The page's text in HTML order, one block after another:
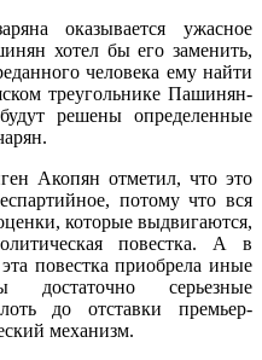
оказывается ужасное
хотел бы его заменить,
человека ему найти
треугольнике Пашинян-
решены определенные
Акопян отметил, что это
потому что вся
которые выдвигаются,
повестка. А в
повестка приобрела иные
серьезные
до отставки премьер-
механизм.